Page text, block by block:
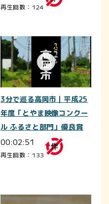
再生回数：124
3分で巡る高岡市｜平成25
年度「とやま映像コンクー
ル ふるさと部門」優良賞
00:02:51
再生回数：133